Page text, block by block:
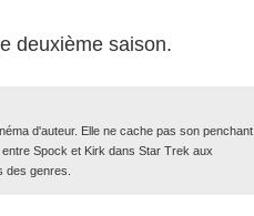
deuxième saison.
d'auteur. Elle ne cache pas son penchant
Spock et Kirk dans Star Trek aux
des genres.